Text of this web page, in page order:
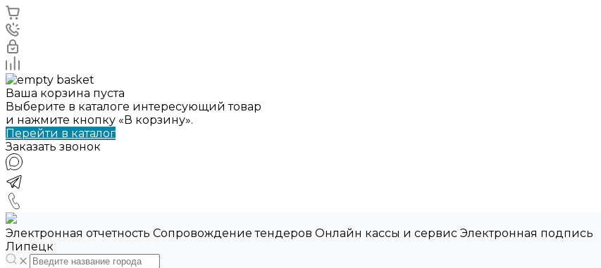
Ваша корзина пуста
Выберите в каталоге интересующий товар
и нажмите кнопку «В корзину».
Перейти в каталог
Заказать звонок
Электронная отчетность Сопровождение тендеров Онлайн кассы и сервис Электронная подпись
Липецк